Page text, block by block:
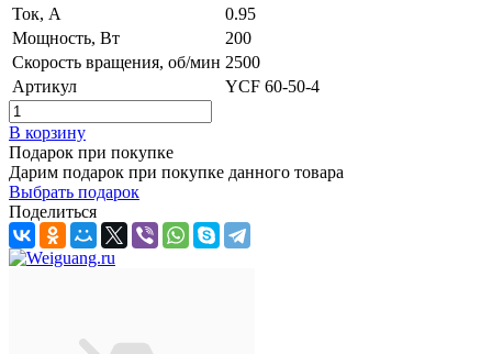
Ток, А
0.95
Мощность, Вт
200
Скорость вращения, об/мин 2500
Артикул
YCF 60-50-4
В корзину
Подарок при покупке
Дарим подарок при покупке данного товара
Выбрать подарок
Поделиться